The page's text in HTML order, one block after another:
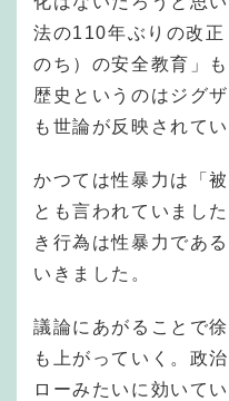
法の110年ぶりの改
のち）の安全教育」
歴史というのはジグ
も世論が反映されて
かつては性暴力は「
とも言われていまし
き行為は性暴力であ
いきました。
議論にあがることで
も上がっていく。政
ローみたいに効いてい